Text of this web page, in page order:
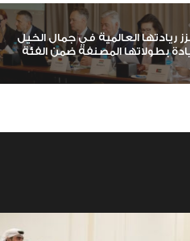
ريادتها العالمية في جمال الخيل
بطولاتها المصنفة ضمن الفئة